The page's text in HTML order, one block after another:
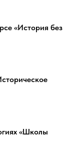
«История без
«Школы